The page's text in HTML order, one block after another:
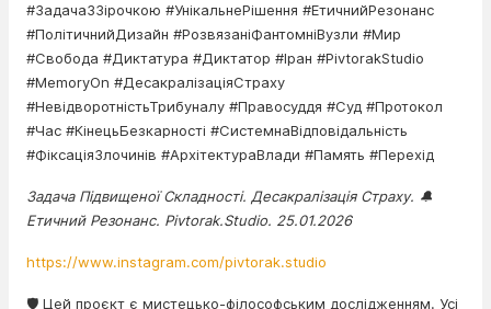
#ЗадачаЗЗірочкою #УнікальнеРішення #ЕтичнийРезонанс
#ПолітичнийДизайн #РозвязаніФантомніВузли #Мир
#Свобода #Диктатура #Диктатор #Іран #PivtorakStudio
#MemoryOn #ДесакралізаціяСтраху
#НевідворотністьТрибуналу #Правосуддя #Суд #Протокол
#Час #КінецьБезкарності #СистемнаВідповідальність
#ФіксаціяЗлочинів #АрхітектураВлади #Память #Перехід
Задача Підвищеної Складності. Десакралізація Страху. 🔔
Етичний Резонанс. Pivtorak.Studio. 25.01.2026
https://www.instagram.com/pivtorak.studio
🛡️ Цей проєкт є мистецько-філософським дослідженням. Усі